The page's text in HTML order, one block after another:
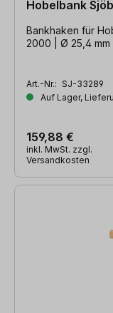
Hobelbank
Bankhaken für Hobelbänke |
2000 | Ø 25,4 mm
Art.-Nr.: SJ-33289
Auf Lager,
159,88 €
inkl. MwSt. zzgl.
Versandkosten